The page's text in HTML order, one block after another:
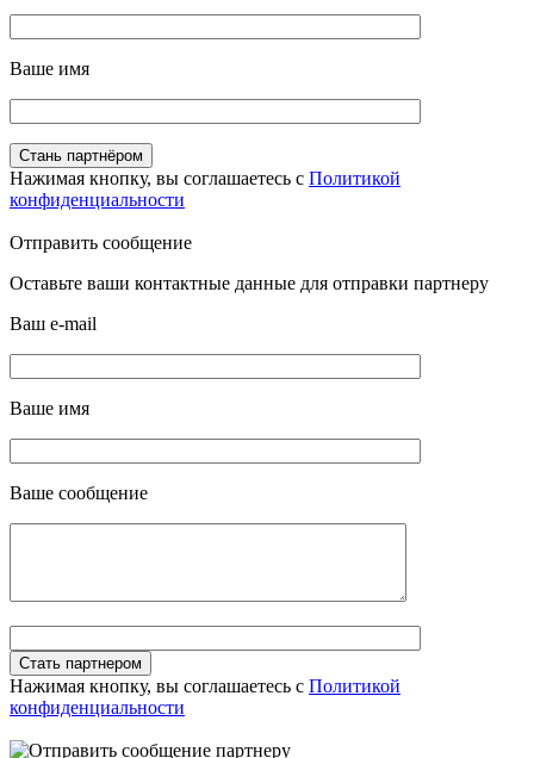
Ваше имя
Нажимая кнопку, вы соглашаетесь с Политикой
конфиденциальности
Отправить сообщение
Оставьте ваши контактные данные для отправки партнеру
Ваш e-mail
Ваше имя
Ваше сообщение
Нажимая кнопку, вы соглашаетесь с Политикой
конфиденциальности